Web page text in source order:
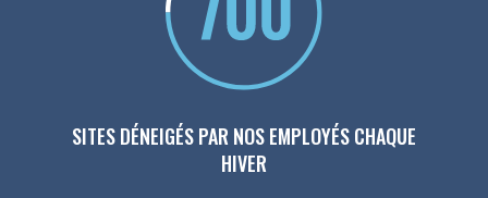
SITES DÉNEIGÉS PAR NOS EMPLOYÉS CHAQUE
HIVER